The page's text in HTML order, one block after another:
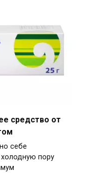
средство от
себе
холодную пору